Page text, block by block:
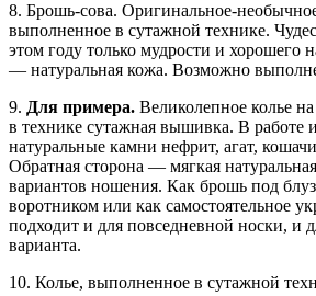
8. Брошь-сова. Оригинальное-
выполненное в сутажной технике.
этом году только мудрости и хорошего
— натуральная кожа. Возможно
9. Для примера. Великолепное колье
в технике сутажная вышивка. В работе
натуральные камни нефрит, агат,
Обратная сторона — мягкая
вариантов ношения. Как брошь под
воротником или как самостоятельное
подходит и для повседневной носки, и
варианта.
10. Колье, выполненное в сутажной